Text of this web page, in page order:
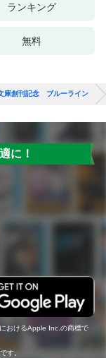
ランキング
無料
庫創刊記念 ブルーライン
に！
おけるApple Inc.の商標で
す。